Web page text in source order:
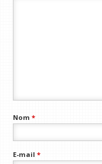
Nom*
E-mail*